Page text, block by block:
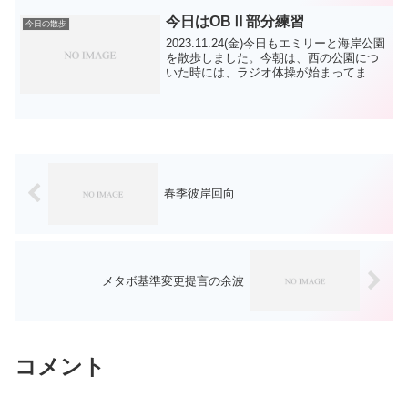
たいな、暇だ...
今日の散歩 今日はOBⅡ部分練習
2023.11.24(金)今日もエミリーと海岸公園
を散歩しました。今朝は、西の公園につ
いた時には、ラジオ体操が始まってまし
春季彼岸回向
メタボ基準変更提言の余波
コメント